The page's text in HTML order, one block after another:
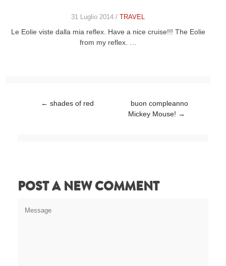
31 Luglio 2014 / TRAVEL
Le Eolie viste dalla mia reflex. Have a nice cruise!!! The Eolie
from my reflex. …
Post navigation
← shades of red
buon compleanno
Mickey Mouse! →
POST A NEW COMMENT